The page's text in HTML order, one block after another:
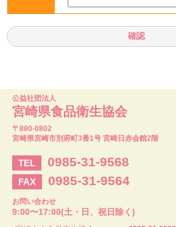
公益社団法人
宮崎県食品衛生協会
〒880-0802
宮崎県宮崎市別府町3番1号 宮崎日赤会館2階
TEL 0985-31-9568
FAX 0985-31-9564
お問い合わせ
9:00〜17:00(土・日、祝日除く)